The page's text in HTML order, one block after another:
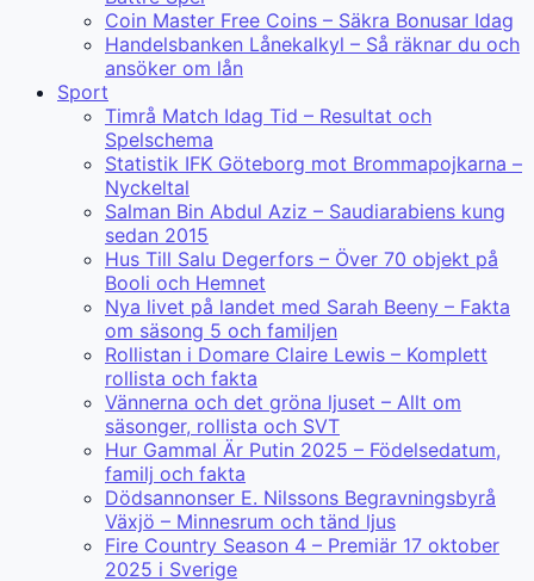
Coin Master Free Coins – Säkra Bonusar Idag
Handelsbanken Lånekalkyl – Så räknar du och
ansöker om lån
Sport
Timrå Match Idag Tid – Resultat och
Spelschema
Statistik IFK Göteborg mot Brommapojkarna –
Nyckeltal
Salman Bin Abdul Aziz – Saudiarabiens kung
sedan 2015
Hus Till Salu Degerfors – Över 70 objekt på
Booli och Hemnet
Nya livet på landet med Sarah Beeny – Fakta
om säsong 5 och familjen
Rollistan i Domare Claire Lewis – Komplett
rollista och fakta
Vännerna och det gröna ljuset – Allt om
säsonger, rollista och SVT
Hur Gammal Är Putin 2025 – Födelsedatum,
familj och fakta
Dödsannonser E. Nilssons Begravningsbyrå
Växjö – Minnesrum och tänd ljus
Fire Country Season 4 – Premiär 17 oktober
2025 i Sverige